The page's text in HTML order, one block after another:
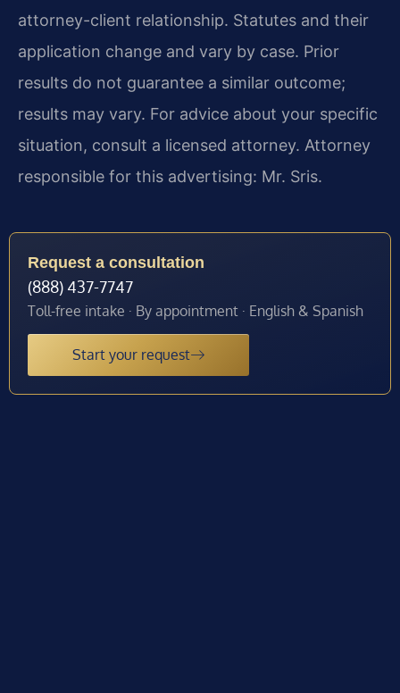
attorney-client relationship. Statutes and their
application change and vary by case. Prior
results do not guarantee a similar outcome;
results may vary. For advice about your specific
situation, consult a licensed attorney. Attorney
responsible for this advertising: Mr. Sris.
Request a consultation
(888) 437-7747
Toll-free intake · By appointment · English & Spanish
Start your request